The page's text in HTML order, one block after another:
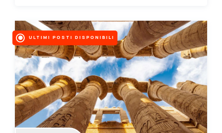
ULTIMI POSTI DISPONIBILI